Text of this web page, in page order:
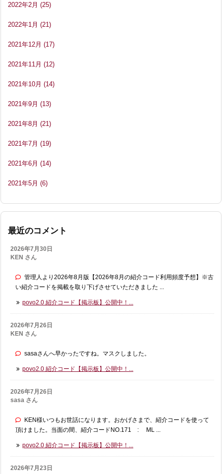
2022年2月 (25)
2022年1月 (21)
2021年12月 (17)
2021年11月 (12)
2021年10月 (14)
2021年9月 (13)
2021年8月 (21)
2021年7月 (19)
2021年6月 (14)
2021年5月 (6)
最近のコメント
2026年7月30日
KEN さん
管理人より2026年8月版【2026年8月の紹介コード利用頻度予想】※古
い紹介コードを掲載を取り下げさせていただきました ...
povo2.0 紹介コード【掲示板】公開中！...
2026年7月26日
KEN さん
sasaさんへ早かったですね。マスクしました。
povo2.0 紹介コード【掲示板】公開中！...
2026年7月26日
sasa さん
KEN様いつもお世話になります。おかげさまで、紹介コードを使って
頂けました。当面の間、紹介コードNO.171 : ML ...
povo2.0 紹介コード【掲示板】公開中！...
2026年7月23日